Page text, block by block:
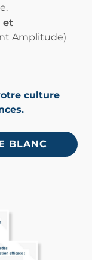
et
Amplitude)
culture
BLANC